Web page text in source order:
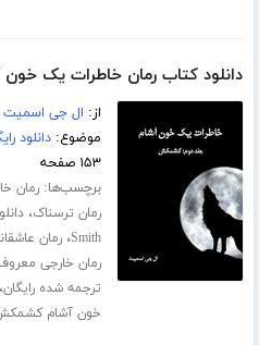
دانلود کتاب رمان خاطرات یک
از: ال جی اسمیت
موضوع:دانلود
۱۵۳ صفحه
برچسب‌ها:رمان
رمان ترسناک،
Smith،رمان
رمان خارجی
ترجمه شده رایگان
خون آشام